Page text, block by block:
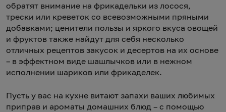
обратят внимание на фрикадельки из лосося,
трески или креветок со всевозможными пряными
добавками; ценители пользы и яркого вкуса овощей
и фруктов также найдут для себя несколько
отличных рецептов закусок и десертов на их основе
– в эффектном виде шашлычков или в нежном
исполнении шариков или фрикаделек.
Пусть у вас на кухне витают запахи ваших любимых
приправ и ароматы домашних блюд – с помощью